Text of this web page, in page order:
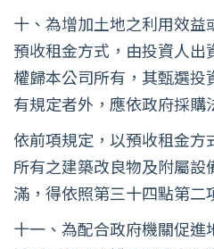
十、為增加土地之利用效益
預收租金方式，由投資人
權歸本公司所有，其甄選投
有規定者外，應依政府採購
依前項規定，以預收租金方
所有之建築改良物及附屬設
滿，得依照第三十四點第二
十一、為配合政府機關促